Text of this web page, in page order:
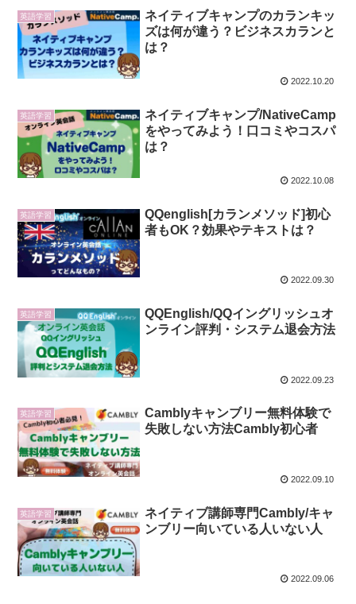
英語学習
ネイティブキャンプのカランキッ
ズは何が違う？ビジネスカランと
は？
2022.10.20
英語学習
ネイティブキャンプ/NativeCamp
をやってみよう！口コミやコスパ
は？
2022.10.08
英語学習
QQenglish[カランメソッド]初心
者もOK？効果やテキストは？
2022.09.30
英語学習
QQEnglish/QQイングリッシュオ
ンライン評判・システム退会方法
2022.09.23
英語学習
Camblyキャンブリー無料体験で
失敗しない方法Cambly初心者
2022.09.10
英語学習
ネイティブ講師専門Cambly/キャ
ンブリー向いている人いない人
2022.09.06